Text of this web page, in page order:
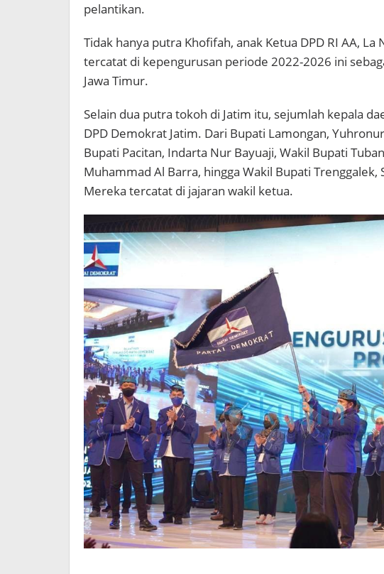
pelantikan.
Tidak hanya putra Khofifah, anak Ketua DPD RI AA,
tercatat di kepengurusan periode 2022-2026 ini
Jawa Timur.
Selain dua putra tokoh di Jatim itu, sejumlah kepala
DPD Demokrat Jatim. Dari Bupati Lamongan,
Bupati Pacitan, Indarta Nur Bayuaji, Wakil Bupati
Muhammad Al Barra, hingga Wakil Bupati
Mereka tercatat di jajaran wakil ketua.